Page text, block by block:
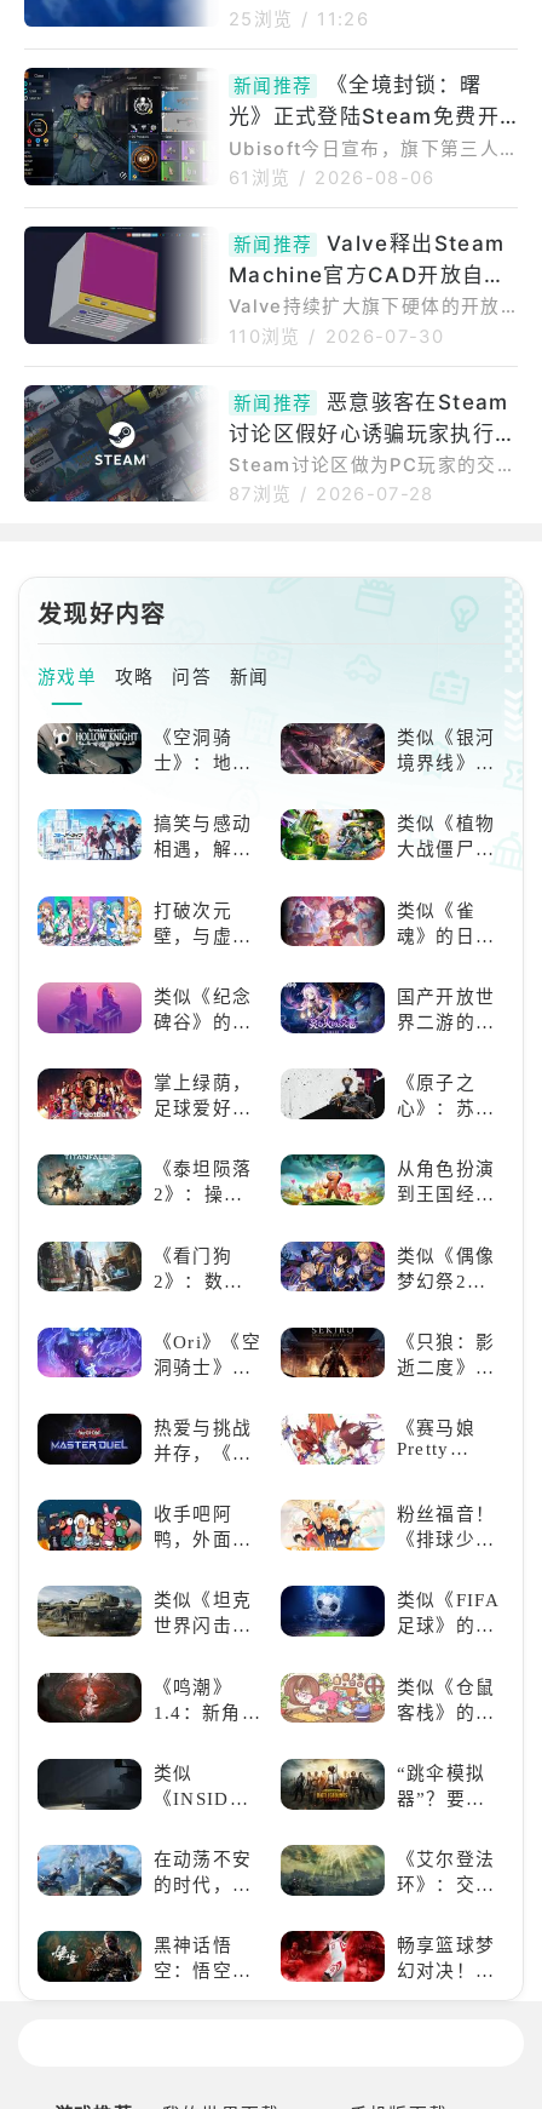
流方式游玩PlayStation游戏的
方案，现正开放Playtest申请。
iaki》或《Chiaki4Deck》，《
写得更长，且通常只碰一下游戏
究团队近期发表一项大规模研
究，团队分析超过1,500万则Ste
am英文评论发现，玩家的游玩模
式会影响评论长度与发表时机，
也会反映截然不同的情绪表现。
玩家参与模式下Steam评论篇幅
与情感分析》，在7月23日获Ce
llPress旗下Else
25浏览 / 11:26
新闻推荐
《全境封锁：曙
光》正式登陆Steam免费开
打！支援跨平台连线与进度
Ubisoft今日宣布，旗下第三人
称角色扮演射击游戏《全境封
于今年3月底率先登上手机游戏
平台，强调针对手机游戏环境进
行最佳化的操作系统，后来研发
团队于4月底透过UbisoftConn
ect应用程式推出PC版抢先体
台，希望结合行动装置与PC间的
跨平台游玩与跨平台进度，以扩
大市场。Ubisoft指出，《全境
61浏览 / 2026-08-06
新闻推荐
Valve释出Steam
Machine官方CAD开放自制
外壳配件 年底前候补有望拿
购买资格
Valve持续扩大旗下硬体的开放
性，SteamHardware官方部落
档，让玩家与改装爱好者能依照
精确尺寸设计制作各式客制化配
件，包括前面板、替换外壳、支
架、底座等3D列印配件。目前各
大通路仍持续缺货，Valve更新S
110浏览 / 2026-07-30
新闻推荐
恶意骇客在Steam
讨论区假好心诱骗玩家执行修
复指令以「ClickFix」手法暗
装木马程式挖矿
Steam讨论区做为PC玩家的交流
平台，近期被揭露出现一波利用
诱导受害者在电脑上执行恶意Po
werShell指令，暗中植入挖矿木
马程式。资安媒体bleepingcom
puter是透过读者回报得知此波
攻击，威胁行为者会建立大量随
机帐号，锁定玩家在论坛上发布
的游戏当机、道具遗失等技术问
题求助贴文进行回复，佯装提
87浏览 / 2026-07-28
发现好内容
游戏单 攻略 问答 新闻
《空洞骑
士》：地下
探索与极致
冒险
类似《银河
境界线》的
类手游推
荐：极致策
搞笑与感动
相遇，解锁
的魅力
类似《植物
大战僵尸》
游戏，休闲
娱乐尽在手
中！
打破次元
壁，与虚拟
写音符物语
类似《雀
魂》的日系
好看的ACG
看板娘们等
类似《纪念
碑谷》的解
荐：体验沉
浸式解谜，
国产开放世
界二游的里
神》
掌上绿荫，
足球爱好者
况足球》
《原子之
心》：苏联
游戏盛宴与
瑕疵
《泰坦陨落
2》：操控
未来战场；
跑酷突袭，
改写战斗格
从角色扮演
到王国经
游为何能俘
获玩家心？
《看门狗
2》：数字
狂欢
类似《偶像
梦幻祭2》
游推荐：完
美还原偶像
魅力，共同
像团
《Ori》《空
洞骑士》
胞》横向对
比，不知道
《只狼：影
逝二度》：
魄的忍者之
旅
热爱与挑战
并存，《游
决斗》，牌
佬都爱玩的
《赛马娘
Pretty
的竞速之旅
收手吧阿
鸭，外面全
粉丝福音！
《排球少
HIGH!!》手
游还原经典
类似《坦克
世界闪击
（WOTB）
的军事类游
戏推荐！快
爱的装备出
发吧！
类似《FIFA
足球》的足
荐！快来赢
得世界冠军
吧！
《鸣潮》
1.4：新角
情，全新冒
险体验！
类似《仓鼠
客栈》的萌
荐！快来养
赛博宠物
类似
《INSIDE》
戏！快动起
你的小脑筋
“跳伞模拟
器”？要
“刚”？
在动荡不安
的时代，踏
《艾尔登法
环》：交界
奇与魂系新
巅峰
黑神话悟
空：悟空携
万钧之力归
畅享篮球梦
幻对决！
《NBA